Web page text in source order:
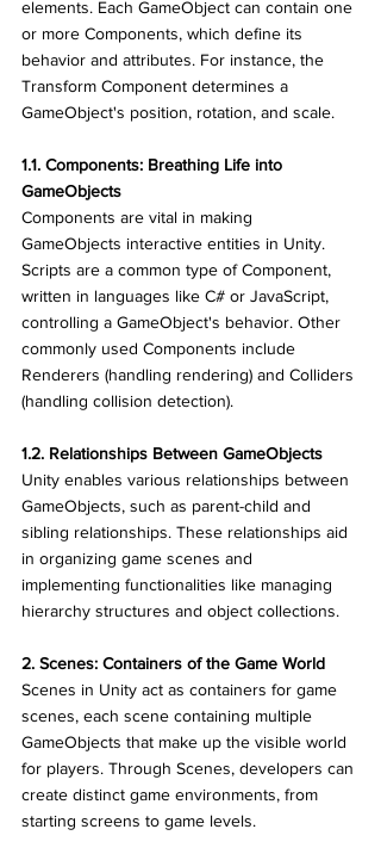
elements. Each GameObject can contain one
or more Components, which define its
behavior and attributes. For instance, the
Transform Component determines a
GameObject's position, rotation, and scale.
1.1. Components: Breathing Life into
GameObjects
Components are vital in making
GameObjects interactive entities in Unity.
Scripts are a common type of Component,
written in languages like C# or JavaScript,
controlling a GameObject's behavior. Other
commonly used Components include
Renderers (handling rendering) and Colliders
(handling collision detection).
1.2. Relationships Between GameObjects
Unity enables various relationships between
GameObjects, such as parent-child and
sibling relationships. These relationships aid
in organizing game scenes and
implementing functionalities like managing
hierarchy structures and object collections.
2. Scenes: Containers of the Game World
Scenes in Unity act as containers for game
scenes, each scene containing multiple
GameObjects that make up the visible world
for players. Through Scenes, developers can
create distinct game environments, from
starting screens to game levels.